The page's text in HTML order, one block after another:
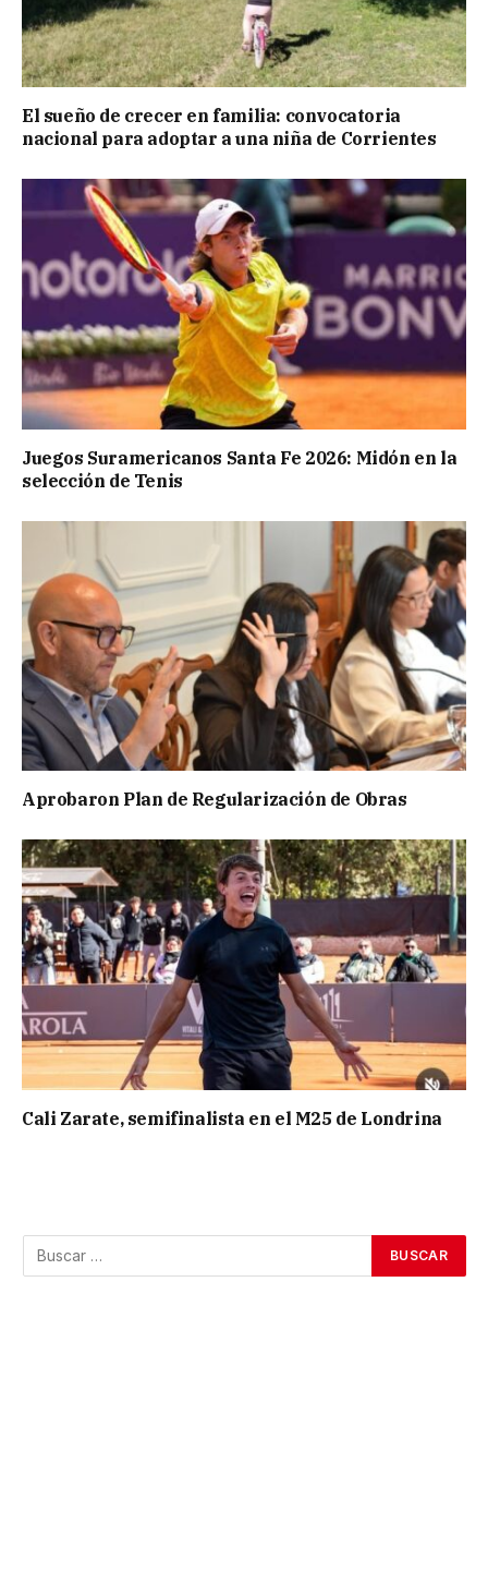
El sueño de crecer en familia: convocatoria
nacional para adoptar a una niña de Corrientes
Juegos Suramericanos Santa Fe 2026: Midón en la
selección de Tenis
Aprobaron Plan de Regularización de Obras
Cali Zarate, semifinalista en el M25 de Londrina